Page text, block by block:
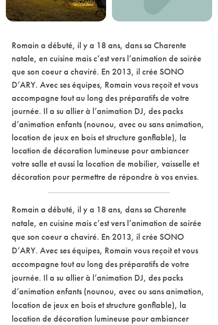
Romain a débuté, il y a 18 ans, dans sa Charente
natale, en cuisine mais c’est vers l’animation de soirée
que son coeur a chaviré. En 2013, il crée SONO
D’ARY. Avec ses équipes, Romain vous reçoit et vous
accompagne tout au long des préparatifs de votre
journée. Il a su allier à l’animation DJ, des packs
d’animation enfants (nounou, avec ou sans animation,
location de jeux en bois et structure gonflable), la
location de décoration lumineuse pour ambiancer
votre salle et aussi la location de mobilier, vaisselle et
décoration pour permettre de répondre à vos envies.
Romain a débuté, il y a 18 ans, dans sa Charente
natale, en cuisine mais c’est vers l’animation de soirée
que son coeur a chaviré. En 2013, il crée SONO
D’ARY. Avec ses équipes, Romain vous reçoit et vous
accompagne tout au long des préparatifs de votre
journée. Il a su allier à l’animation DJ, des packs
d’animation enfants (nounou, avec ou sans animation,
location de jeux en bois et structure gonflable), la
location de décoration lumineuse pour ambiancer